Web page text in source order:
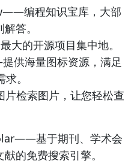
编程知识宝库，大部
答。
的开源项目集中地。
供海量图标资源，满足
。
检索图片，让您轻松查
基于期刊、学术会
的免费搜索引擎。